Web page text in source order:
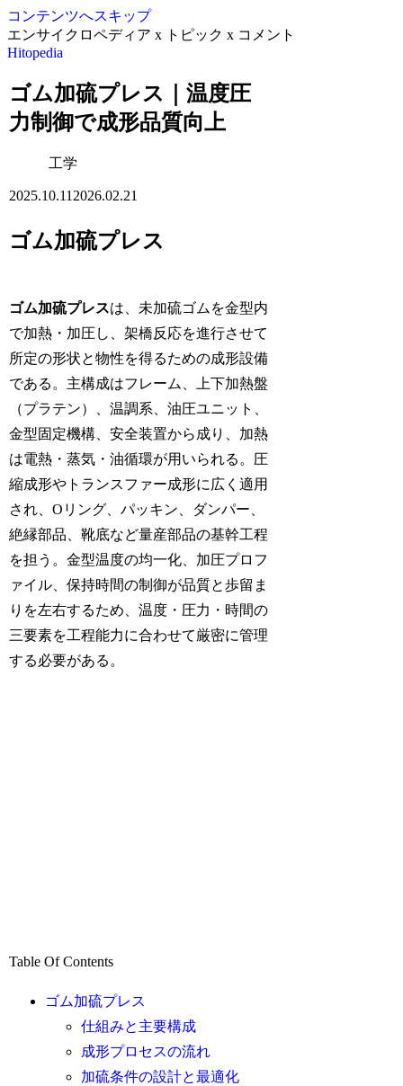
コンテンツへスキップ
エンサイクロペディア x トピック x コメント
Hitopedia
ゴム加硫プレス｜温度圧
力制御で成形品質向上
工学
2025.10.11 2026.02.21
ゴム加硫プレス
ゴム加硫プレスは、未加硫ゴムを金型内
で加熱・加圧し、架橋反応を進行させて
所定の形状と物性を得るための成形設備
である。主構成はフレーム、上下加熱盤
（プラテン）、温調系、油圧ユニット、
金型固定機構、安全装置から成り、加熱
は電熱・蒸気・油循環が用いられる。圧
縮成形やトランスファー成形に広く適用
され、Oリング、パッキン、ダンパー、
絶縁部品、靴底など量産部品の基幹工程
を担う。金型温度の均一化、加圧プロフ
ァイル、保持時間の制御が品質と歩留ま
りを左右するため、温度・圧力・時間の
三要素を工程能力に合わせて厳密に管理
する必要がある。
Table Of Contents
ゴム加硫プレス
仕組みと主要構成
成形プロセスの流れ
加硫条件の設計と最適化